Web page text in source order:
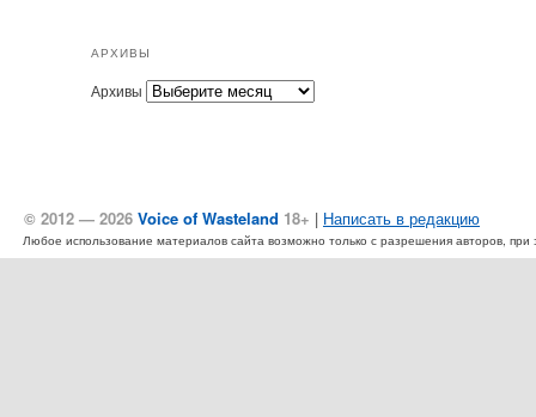
АРХИВЫ
Архивы
© 2012 — 2026 Voice of Wasteland 18+ | Написать в редакцию
Любое использование материалов сайта возможно только с разрешения авторов,